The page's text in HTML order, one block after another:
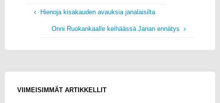
Hienoja kisakauden avauksia janalaisilta
Onni Ruokankaalle keihäässä Janan ennätys
VIIMEISIMMÄT ARTIKKELLIT